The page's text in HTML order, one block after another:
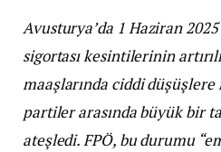
Avusturya’da 1 Haziran
sigortası kesintilerinin
maaşlarında ciddi
partiler arasında büyük bir
ateşledi. FPÖ, bu durumu